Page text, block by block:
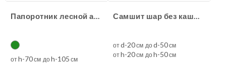
Папоротник лесной ампельный
отh-70см доh-105 см
Самшит шар без кашпо
отd-20см доd-50см
отh-20см доh-50см